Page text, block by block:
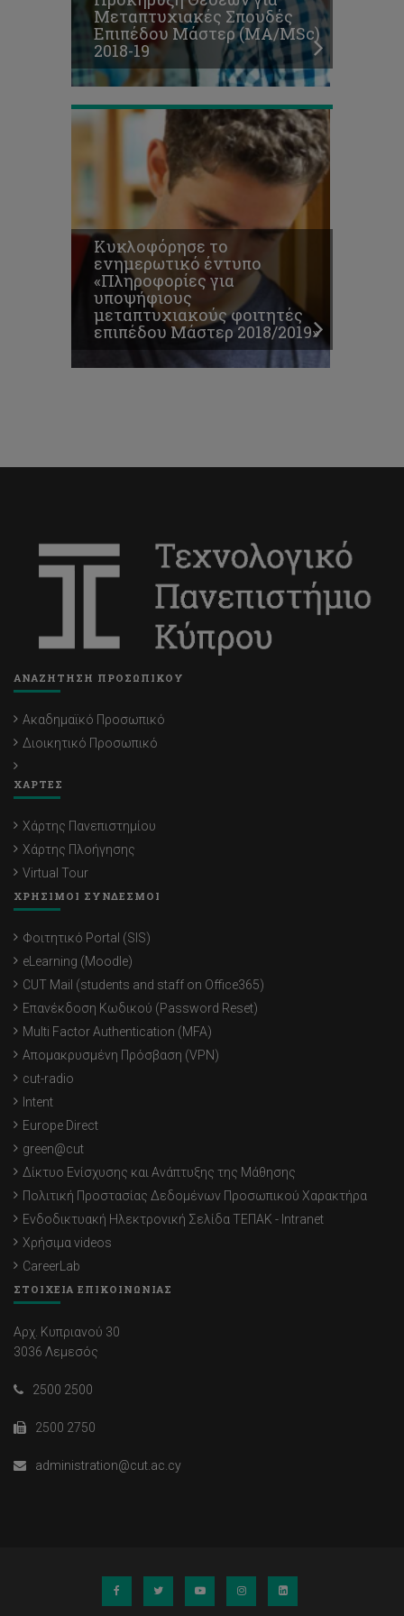
Μεταπτυχιακές Σπουδές
Επιπέδου Μάστερ (ΜΑ/MSc)
2018-19
φοιτητές
επιπέδου
Μάστερ
2018/2019»
Κυκλοφόρησε το
ενημερωτικό έντυπο
«Πληροφορίες για
υποψήφιους
μεταπτυχιακούς φοιτητές
επιπέδου Μάστερ 2018/2019»
ΑΝΑΖΗΤΗΣΗ ΠΡΟΣΩΠΙΚΟΥ
Ακαδημαϊκό Προσωπικό
Διοικητικό Προσωπικό
ΧΑΡΤΕΣ
Χάρτης Πανεπιστημίου
Χάρτης Πλοήγησης
Virtual Tour
ΧΡΗΣΙΜΟΙ ΣΥΝΔΕΣΜΟΙ
Φοιτητικό Portal (SIS)
eLearning (Moodle)
CUT Mail (students and staff on Office365)
Επανέκδοση Κωδικού (Password Reset)
Multi Factor Authentication (MFA)
Απομακρυσμένη Πρόσβαση (VPN)
cut-radio
Intent
Europe Direct
green@cut
Δίκτυο Ενίσχυσης και Ανάπτυξης της Μάθησης
Πολιτική Προστασίας Δεδομένων Προσωπικού Χαρακτήρα
Ενδοδικτυακή Ηλεκτρονική Σελίδα ΤΕΠΑΚ - Intranet
Χρήσιμα videos
CareerLab
ΣΤΟΙΧΕΙΑ ΕΠΙΚΟΙΝΩΝΙΑΣ
Αρχ. Κυπριανού 30
3036 Λεμεσός
2500 2500
2500 2750
administration@cut.ac.cy